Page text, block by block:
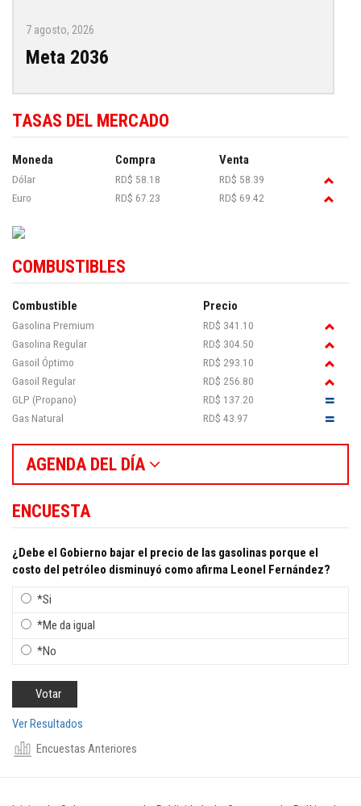
7 agosto, 2026
Meta 2036
TASAS DEL MERCADO
Moneda Compra Venta
Dólar RD$ 58.18
RD$ 58.39
Euro
RD$ 67.23 RD$ 69.42
COMBUSTIBLES
Combustible Precio
Gasolina Premium
RD$ 341.10
Gasolina Regular
RD$ 304.50
Gasoil Óptimo
RD$ 293.10
Gasoil Regular
RD$ 256.80
GLP (Propano)
RD$ 137.20
Gas Natural
RD$ 43.97
AGENDA DEL DÍA
ENCUESTA
¿Debe el Gobierno bajar el precio de las gasolinas porque el
costo del petróleo disminuyó como afirma Leonel Fernández?
*Si
*Me da igual
*No
Ver Resultados
Encuestas Anteriores